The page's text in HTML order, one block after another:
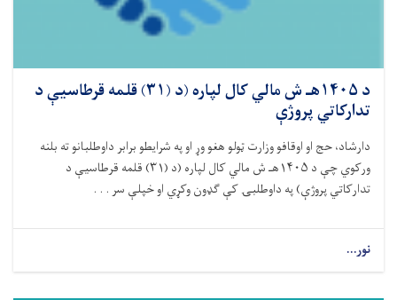
د ۱۴۰۵هـ ش مالي کال لپاره (د (۳۱) قلمه قرطاسیې د
تدارکاتي پروژې
دارشاد، حج او اوقافو وزارت ټولو هغو وړ او په شرایطو برابر داوطلبانو ته بلنه
ورکوي چې د ۱۴۰۵هـ ش مالي کال لپاره (د (۳۱) قلمه قرطاسیې د
تدارکاتي پروژې) په داوطلبۍ کې ګډون وکړي او خپلې سر . . .
نور...